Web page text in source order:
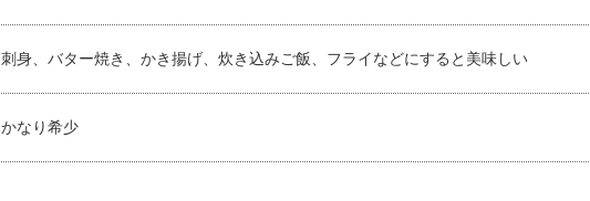
刺身、バター焼き、かき揚げ、炊き込みご飯、フライなどにすると美味しい
かなり希少